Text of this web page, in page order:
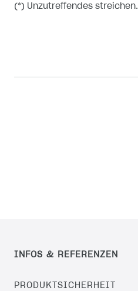
(*) Unzutreffendes streichen.
INFOS & REFERENZEN
PRODUKTSICHERHEIT